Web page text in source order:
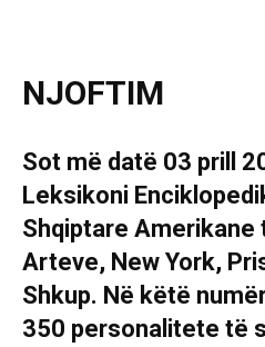
NJOFTIM
Sot më datë 03 prill
Leksikoni
Shqiptare Amerikane
Arteve, New York,
Shkup. Në këtë
350 personalitete të